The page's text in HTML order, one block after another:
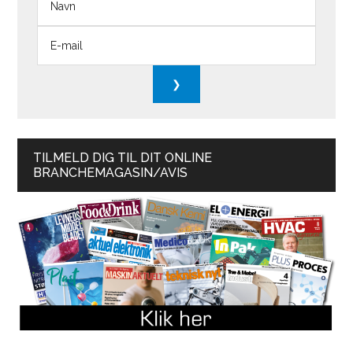
TILMELD DIG TIL DIT ONLINE
BRANCHEMAGASIN/AVIS